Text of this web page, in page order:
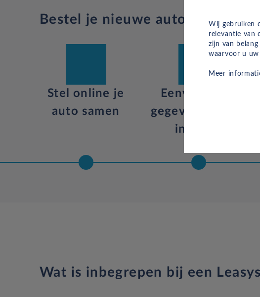
Bestel je nieuwe auto snel &
Stel online je
auto samen
Eenvoudig je
gegevens online
invullen
Wat is inbegrepen bij een
Wij gebruiken
relevantie van
zijn van
waarvoor u
Meer